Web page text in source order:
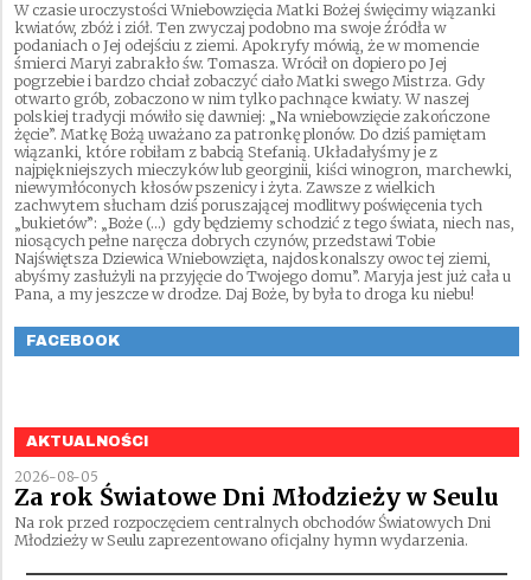
W czasie uroczystości Wniebowzięcia Matki Bożej święcimy wiązanki
kwiatów, zbóż i ziół. Ten zwyczaj podobno ma swoje źródła w
podaniach o Jej odejściu z ziemi. Apokryfy mówią, że w momencie
śmierci Maryi zabrakło św. Tomasza. Wrócił on dopiero po Jej
pogrzebie i bardzo chciał zobaczyć ciało Matki swego Mistrza. Gdy
otwarto grób, zobaczono w nim tylko pachnące kwiaty. W naszej
polskiej tradycji mówiło się dawniej: „Na wniebowzięcie zakończone
żęcie”. Matkę Bożą uważano za patronkę plonów. Do dziś pamiętam
wiązanki, które robiłam z babcią Stefanią. Układałyśmy je z
najpiękniejszych mieczyków lub georginii, kiści winogron, marchewki,
niewymłóconych kłosów pszenicy i żyta. Zawsze z wielkich
zachwytem słucham dziś poruszającej modlitwy poświęcenia tych
„bukietów”: „Boże (…) gdy będziemy schodzić z tego świata, niech nas,
niosących pełne naręcza dobrych czynów, przedstawi Tobie
Najświętsza Dziewica Wniebowzięta, najdoskonalszy owoc tej ziemi,
abyśmy zasłużyli na przyjęcie do Twojego domu”. Maryja jest już cała u
Pana, a my jeszcze w drodze. Daj Boże, by była to droga ku niebu!
FACEBOOK
AKTUALNOŚCI
2026-08-05
Za rok Światowe Dni Młodzieży w Seulu
Na rok przed rozpoczęciem centralnych obchodów Światowych Dni
Młodzieży w Seulu zaprezentowano oficjalny hymn wydarzenia.